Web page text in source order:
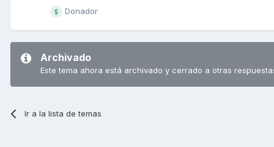
Donador
Archivado
Este tema ahora está archivado y cerrado a otras
Ir a la lista de temas